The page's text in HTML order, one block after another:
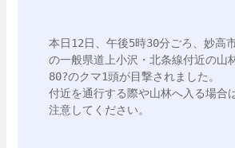
本日12日、午後5時30分ごろ、妙高
の一般県道上小沢・北条線付近の山
80?のクマ1頭が目撃されました。
付近を通行する際や山林へ入る場合
注意してください。